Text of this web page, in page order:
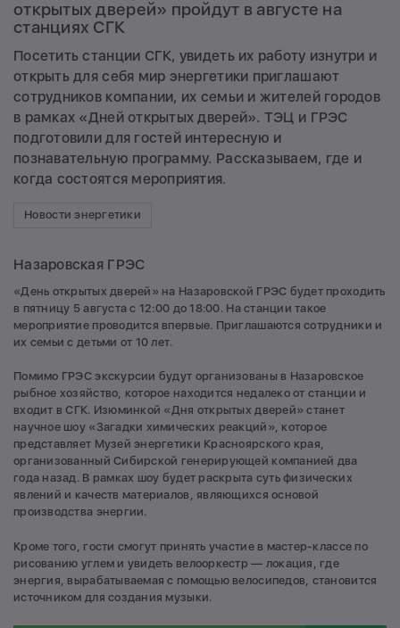
открытых дверей» пройдут в августе на
станциях СГК
Посетить станции СГК, увидеть их работу изнутри и
открыть для себя мир энергетики приглашают
сотрудников компании, их семьи и жителей городов
в рамках «Дней открытых дверей». ТЭЦ и ГРЭС
подготовили для гостей интересную и
познавательную программу. Рассказываем, где и
когда состоятся мероприятия.
Новости энергетики
Назаровская ГРЭС
«День открытых дверей» на Назаровской ГРЭС будет проходить
в пятницу 5 августа с 12:00 до 18:00. На станции такое
мероприятие проводится впервые. Приглашаются сотрудники и
их семьи с детьми от 10 лет.
Помимо ГРЭС экскурсии будут организованы в Назаровское
рыбное хозяйство, которое находится недалеко от станции и
входит в СГК. Изюминкой «Дня открытых дверей» станет
научное шоу «Загадки химических реакций», которое
представляет Музей энергетики Красноярского края,
организованный Сибирской генерирующей компанией два
года назад. В рамках шоу будет раскрыта суть физических
явлений и качеств материалов, являющихся основой
производства энергии.
Кроме того, гости смогут принять участие в мастер-классе по
рисованию углем и увидеть велооркестр — локация, где
энергия, вырабатываемая с помощью велосипедов, становится
источником для создания музыки.